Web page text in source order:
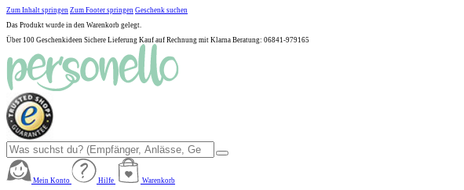
Zum Inhalt springen Zum Footer springen Geschenk suchen
Das Produkt wurde in den Warenkorb gelegt.
Über 100 Geschenkideen Sichere Lieferung Kauf auf Rechnung mit Klarna Beratung: 06841-979165
Mein Konto Hilfe
Warenkorb